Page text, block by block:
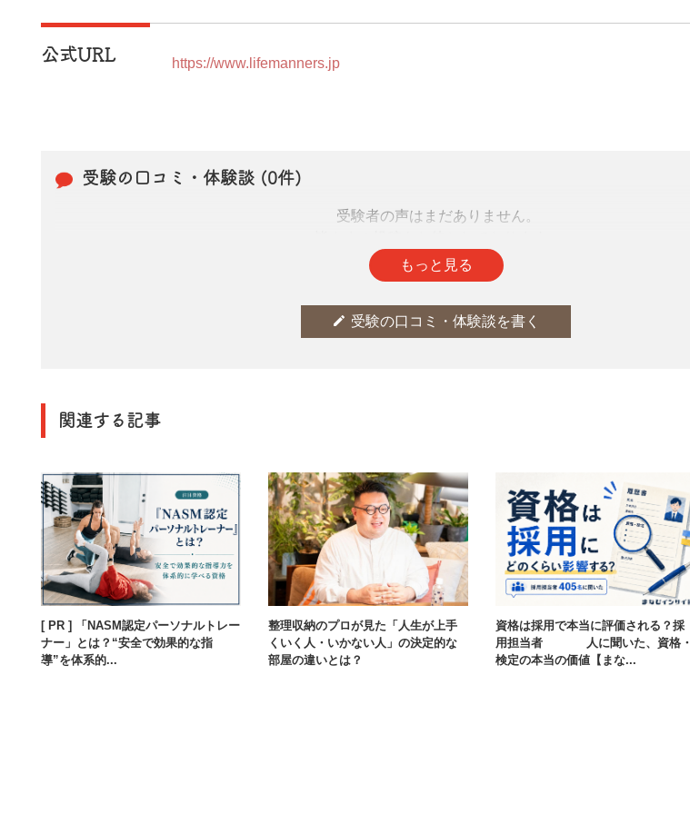
公式URL https://www.lifemanners.jp
受験の口コミ・体験談 (0件)
受験者の声はまだありません。
もっと見る
edit 受験の口コミ・体験談を書く
関連する記事
[ PR ] 「NASM認定パーソナルトレー
ナー」とは？“安全で効果的な指
導”を体系的...
整理収納のプロが見た「人生が上手
くいく人・いかない人」の決定的な
部屋の違いとは？
資格は採用で本当に評価される？採
用担当者405人に聞いた、資格・
検定の本当の価値【まな...